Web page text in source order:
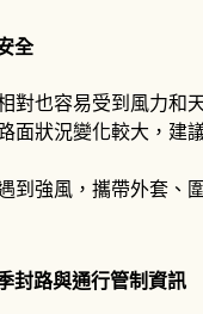
全
對也容易受到風力和
面狀況變化較大，建
到強風，攜帶外套、
封路與通行管制資訊